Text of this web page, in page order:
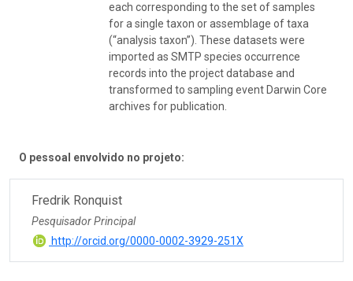
each corresponding to the set of samples
for a single taxon or assemblage of taxa
(“analysis taxon”). These datasets were
imported as SMTP species occurrence
records into the project database and
transformed to sampling event Darwin Core
archives for publication.
O pessoal envolvido no projeto:
Fredrik Ronquist
Pesquisador Principal
http://orcid.org/0000-0002-3929-251X